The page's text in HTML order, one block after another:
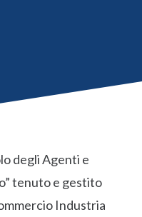
degli Agenti e
tenuto e gestito
Industria